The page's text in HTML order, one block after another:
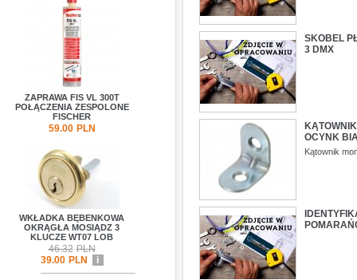
ZAPRAWA FIS VL 300T
POŁĄCZENIA ZESPOLONE
FISCHER
59.00 PLN
WKŁADKA BĘBENKOWA
OKRĄGŁA MOSIĄDZ 3
KLUCZE WT07 LOB
46.32 PLN
39.00 PLN i
SKOBEL
3 DMX
OCYNK
Kątownik